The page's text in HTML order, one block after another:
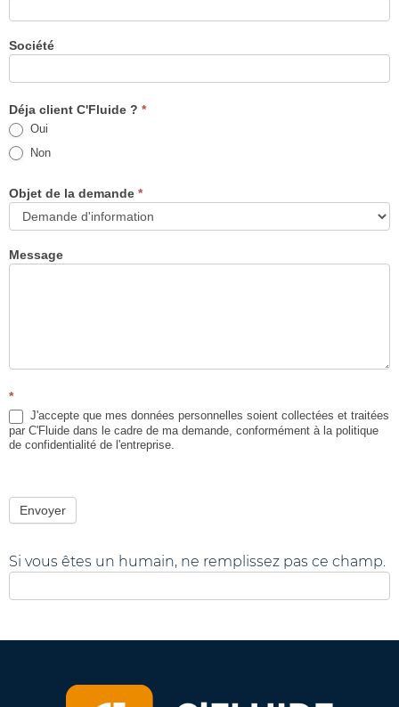
Société
Déja client C'Fluide ? *
Oui
Non
Objet de la demande *
Message
*
par C'Fluide dans le cadre de ma demande, conformément à la politique
de confidentialité de l'entreprise.
Envoyer
Si vous êtes un humain, ne remplissez pas ce champ.